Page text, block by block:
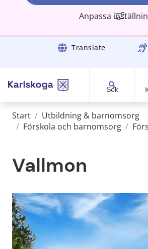
Anpassa
Gå till innehåll Translate
Sök
Start / Utbildning & barnomsorg
/ Förskola och barnomsorg /
Vallmon